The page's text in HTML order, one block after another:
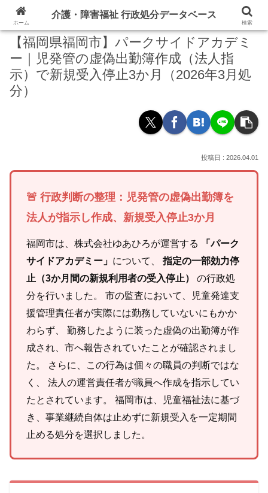
【福岡県福岡市】パークサイドアカデミ
ー｜児発管の虚偽出勤簿作成（法人指
示）で新規受入停止3か月（2026年3月処
分）
2026.04.01
🚨 行政判断の整理：児発管の虚偽出勤簿を
法人が指示し作成、新規受入停止3か月
福岡市は、株式会社ゆあひろが運営する
「パーク
サイドアカデミー」 について、 指定の一部効力停
止（3か月間の新規利用者の受入停止）
の行政処
分を行いました。 市の監査において、児童発達支
援管理責任者が実際には勤務していないにもかか
わらず、 勤務したように装った虚偽の出勤簿が作
成され、市へ報告されていたことが確認されまし
た。 さらに、この行為は個々の職員の判断ではな
く、 法人の運営責任者が職員へ作成を指示してい
たとされています。 福岡市は、児童福祉法に基づ
き、事業継続自体は止めずに新規受入を一定期間
止める処分を選択しました。
ホーム
介護・障害福祉 行政処分データベース
検索